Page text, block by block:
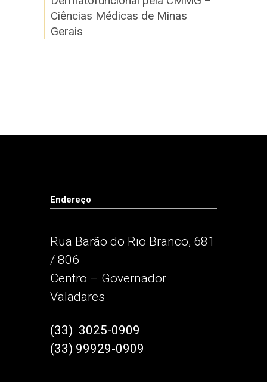
Ciências Médicas de Minas
Gerais
Endereço
Rua Barão do Rio Branco, 681
/ 806
Centro – Governador
Valadares
(33) 3025-0909
(33) 99929-0909